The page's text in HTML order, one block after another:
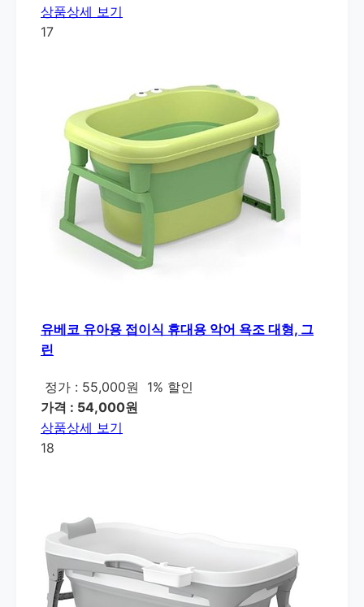
상품상세 보기
17
유베코 유아용 접이식 휴대용 악어 욕조 대형, 그
린
정가 : 55,000원
1% 할인
가격 : 54,000원
상품상세 보기
18